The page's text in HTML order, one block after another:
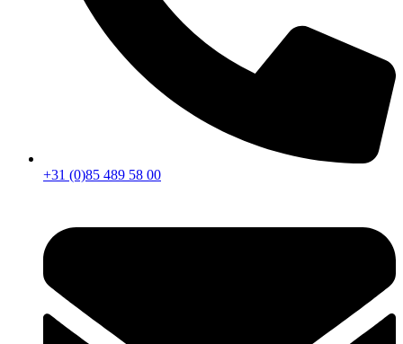
+31 (0)85 489 58 00